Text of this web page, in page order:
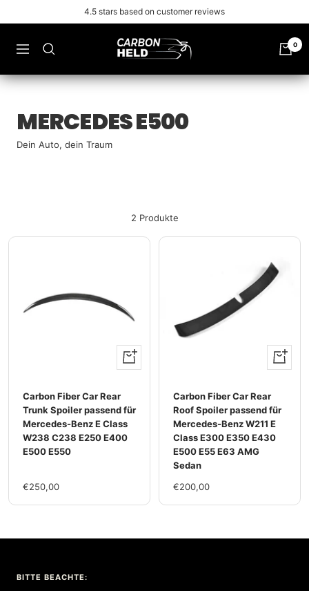
Inhalt
4.5 stars based on customer reviews
Navigation
Carbonheld 0
MERCEDES E500
Dein Auto, dein Traum
2 Produkte
+
Hinzufügen
Carbon Fiber Car Rear
Trunk Spoiler passend für
Mercedes-Benz E Class
W238 C238 E250 E400
E500 E550
Im
€250,00
+
Carbon Fiber Car Rear
Roof Spoiler passend für
Mercedes-Benz W211 E
Class E300 E350 E430
E500 E55 E63 AMG
Sedan
Im
€200,00
BITTE BEACHTE: